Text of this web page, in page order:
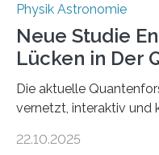
Physik Astronomie
Neue Studie
Lücken in Der
Die aktuelle
vernetzt, interaktiv und
oft von Autor*innen, die
22.10.2025